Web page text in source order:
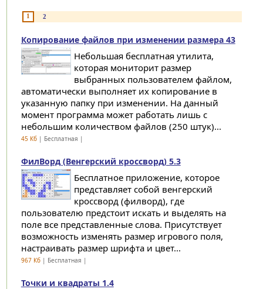
1 2
Копирование файлов при изменении размера 43
Небольшая бесплатная утилита,
которая мониторит размер
выбранных пользователем файлом,
автоматически выполняет их копирование в
указанную папку при изменении. На данный
момент программа может работать лишь с
небольшим количеством файлов (250 штук)...
45 Кб| Бесплатная |
ФилВорд (Венгерский кроссворд) 5.3
Бесплатное приложение, которое
представляет собой венгерский
кроссворд (филворд), где
пользователю предстоит искать и выделять на
поле все представленные слова. Присутствует
возможность изменять размер игрового поля,
настраивать размер шрифта и цвет...
967 Кб| Бесплатная |
Точки и квадраты 1.4